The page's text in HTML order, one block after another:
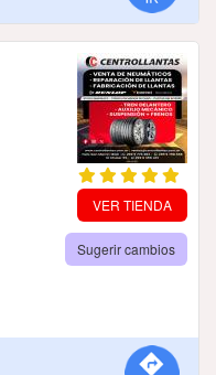
VER TIENDA
Sugerir cambios